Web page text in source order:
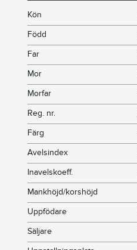
Kön
Född
Far
Mor
Morfar
Reg. nr.
Färg
Avelsindex
Inavelskoeff.
Mankhöjd/korshöjd
Uppfödare
Säljare